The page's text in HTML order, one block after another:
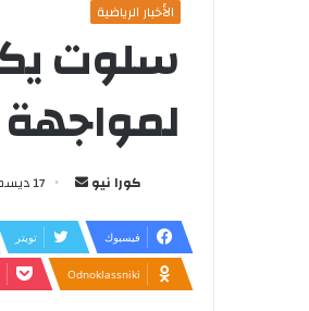
الأخبار الرياضية
سلوت
كورا نيو
أرسل
إلكترونيا
17 ديسمبر، 2024
فيسبوك تويتر
Odnoklassniki